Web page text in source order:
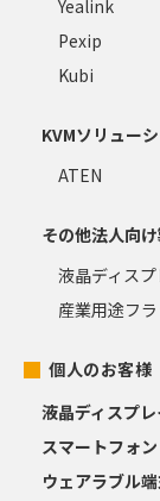
Yealink
Pexip
Kubi
KVMソリュー
ATEN
その他法人向
液晶ディスプ
産業用途フ
個人のお客様
液晶ディスプレ
スマートフォ
ウェアラブル